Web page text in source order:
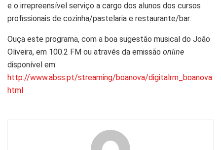
e o irrepreensível serviço a cargo dos alunos dos cursos
profissionais de cozinha/pastelaria e restaurante/bar.
Ouça este programa, com a boa sugestão musical do João
Oliveira, em 100.2 FM ou através da emissão online
disponível em:
http://www.abss.pt/streaming/boanova/digitalrm_boanova.
html